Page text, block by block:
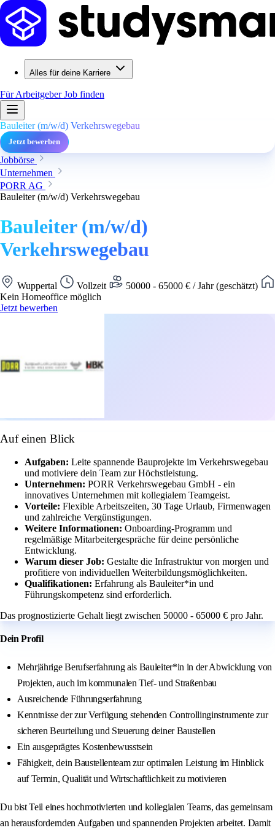
Alles für deine Karriere
Für ArbeitgeberJob finden
Bauleiter (m/w/d) Verkehrswegebau
Jetzt bewerben
Jobbörse
Unternehmen
PORR AG
Bauleiter (m/w/d) Verkehrswegebau
Bauleiter (m/w/d)
Verkehrswegebau
Wuppertal Vollzeit
50000 - 65000 € / Jahr (geschätzt)
Kein Homeoffice möglich
Jetzt bewerben
Auf einen Blick
Aufgaben: Leite spannende Bauprojekte im Verkehrswegebau
und motiviere dein Team zur Höchstleistung.
Unternehmen: PORR Verkehrswegebau GmbH - ein
innovatives Unternehmen mit kollegialem Teamgeist.
Vorteile: Flexible Arbeitszeiten, 30 Tage Urlaub, Firmenwagen
und zahlreiche Vergünstigungen.
Weitere Informationen: Onboarding-Programm und
regelmäßige Mitarbeitergespräche für deine persönliche
Entwicklung.
Warum dieser Job: Gestalte die Infrastruktur von morgen und
profitiere von individuellen Weiterbildungsmöglichkeiten.
Qualifikationen: Erfahrung als Bauleiter*in und
Führungskompetenz sind erforderlich.
Das prognostizierte Gehalt liegt zwischen 50000 - 65000 € pro Jahr.
Dein Profil
Mehrjährige Berufserfahrung als Bauleiter*in in der Abwicklung von
Projekten, auch im kommunalen Tief- und Straßenbau
Ausreichende Führungserfahrung
Kenntnisse der zur Verfügung stehenden Controllinginstrumente zur
sicheren Beurteilung und Steuerung deiner Baustellen
Ein ausgeprägtes Kostenbewusstsein
Fähigkeit, dein Baustellenteam zur optimalen Leistung im Hinblick
auf Termin, Qualität und Wirtschaftlichkeit zu motivieren
Du bist Teil eines hochmotivierten und kollegialen Teams, das gemeinsam
an herausfordernden Aufgaben und spannenden Projekten arbeitet. Damit